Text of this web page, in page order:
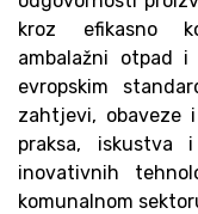
kroz efikasno
ambalažni otpad i
evropskim
zahtjevi, obaveze
praksa, iskustva
inovativnih
komunalnom